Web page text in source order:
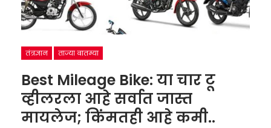
तंत्रज्ञान ताज्या बातम्या
Best Mileage Bike: या चार टू
व्हीलरला आहे सर्वात जास्त
मायलेज; किंमतही आहे कमी..